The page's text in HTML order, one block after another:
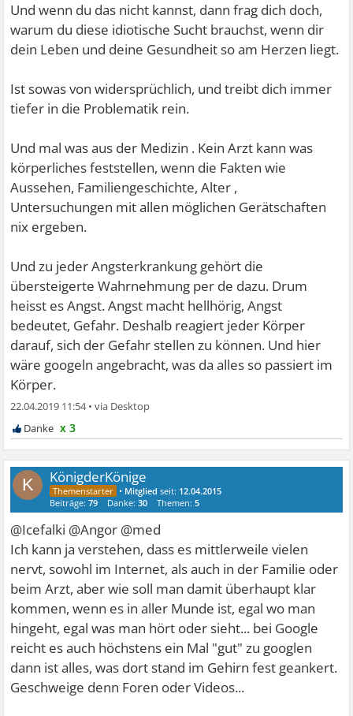
Und wenn du das nicht kannst, dann frag dich doch,
warum du diese idiotische Sucht brauchst, wenn dir
dein Leben und deine Gesundheit so am Herzen liegt.
Ist sowas von widersprüchlich, und treibt dich immer
tiefer in die Problematik rein.
Und mal was aus der Medizin . Kein Arzt kann was
körperliches feststellen, wenn die Fakten wie
Aussehen, Familiengeschichte, Alter ,
Untersuchungen mit allen möglichen Gerätschaften
nix ergeben.
Und zu jeder Angsterkrankung gehört die
übersteigerte Wahrnehmung per de dazu. Drum
heisst es Angst. Angst macht hellhörig, Angst
bedeutet, Gefahr. Deshalb reagiert jeder Körper
darauf, sich der Gefahr stellen zu können. Und hier
wäre googeln angebracht, was da alles so passiert im
Körper.
22.04.2019 11:54•
x 3
K KönigderKönige
• Mitglied seit: 12.04.2015
Beiträge:79 Danke:30 Themen:5
@Icefalki @Angor @med
Ich kann ja verstehen, dass es mittlerweile vielen
nervt, sowohl im Internet, als auch in der Familie oder
beim Arzt, aber wie soll man damit überhaupt klar
kommen, wenn es in aller Munde ist, egal wo man
hingeht, egal was man hört oder sieht... bei Google
reicht es auch höchstens ein Mal "gut" zu googlen
dann ist alles, was dort stand im Gehirn fest geankert.
Geschweige denn Foren oder Videos...